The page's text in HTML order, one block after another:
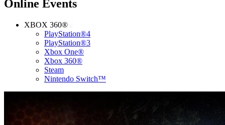
Online Events
XBOX 360®
PlayStation®4
PlayStation®3
Xbox One®
Xbox 360®
Steam
Nintendo Switch™